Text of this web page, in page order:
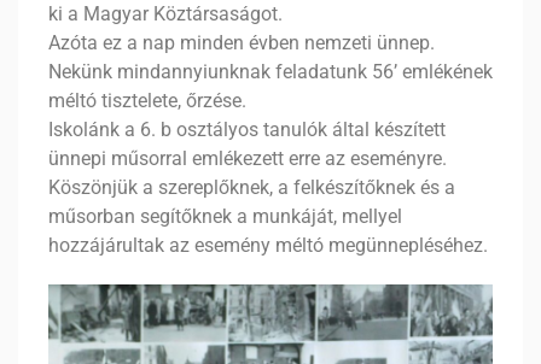
ki a Magyar Köztársaságot.
Azóta ez a nap minden évben nemzeti ünnep.
Nekünk mindannyiunknak feladatunk 56’ emlékének
méltó tisztelete, őrzése.
Iskolánk a 6. b osztályos tanulók által készített
ünnepi műsorral emlékezett erre az eseményre.
Köszönjük a szereplőknek, a felkészítőknek és a
műsorban segítőknek a munkáját, mellyel
hozzájárultak az esemény méltó megünnepléséhez.